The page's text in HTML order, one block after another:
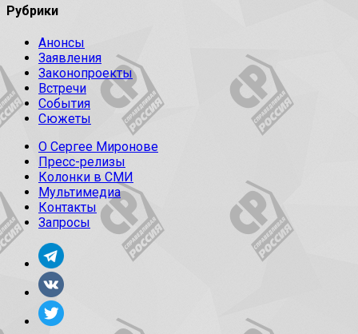
Рубрики
Анонсы
Заявления
Законопроекты
Встречи
События
Сюжеты
О Сергее Миронове
Пресс-релизы
Колонки в СМИ
Мультимедиа
Контакты
Запросы